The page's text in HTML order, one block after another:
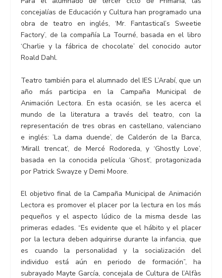
concejalías de Educación y Cultura han programado una
obra de teatro en inglés, ‘Mr. Fantastical’s Sweetie
Factory’, de la compañía La Tourné, basada en el libro
‘Charlie y la fábrica de chocolate’ del conocido autor
Roald Dahl.
Teatro también para el alumnado del IES L’Arabí, que un
año más participa en la Campaña Municipal de
Animación Lectora. En esta ocasión, se les acerca el
mundo de la literatura a través del teatro, con la
representación de tres obras en castellano, valenciano
e inglés: ’La dama duende’, de Calderón de la Barca,
‘Mirall trencat’, de Mercé Rodoreda, y ‘Ghostly Love’,
basada en la conocida película ‘Ghost’, protagonizada
por Patrick Swayze y Demi Moore.
El objetivo final de la Campaña Municipal de Animación
Lectora es promover el placer por la lectura en los más
pequeños y el aspecto lúdico de la misma desde las
primeras edades. “Es evidente que el hábito y el placer
por la lectura deben adquirirse durante la infancia, que
es cuando la personalidad y la socialización del
individuo está aún en periodo de formación”, ha
subrayado Mayte García, concejala de Cultura de l’Alfàs